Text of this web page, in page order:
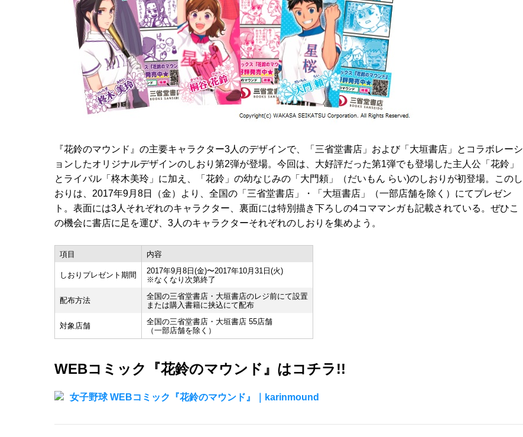
『花鈴のマウンド』の主要キャラクター3人のデザインで、「三省堂書店」および「大垣書店」とコラボレーシ
ョンしたオリジナルデザインのしおり第2弾が登場。今回は、大好評だった第1弾でも登場した主人公「花鈴」
とライバル「柊木美玲」に加え、「花鈴」の幼なじみの「大門頼」（だいもん らい)のしおりが初登場。このし
おりは、2017年9月8日（金）より、全国の「三省堂書店」・「大垣書店」（一部店舗を除く）にてプレゼン
ト。表面には3人それぞれのキャラクター、裏面には特別描き下ろしの4コママンガも記載されている。ぜひこ
の機会に書店に足を運び、3人のキャラクターそれぞれのしおりを集めよう。
項目 内容
しおりプレゼント期間
2017年9月8日(金)〜2017年10月31日(火)
※なくなり次第終了
配布方法
全国の三省堂書店・大垣書店のレジ前にて設置
または購入書籍に挟込にて配布
対象店舗
全国の三省堂書店・大垣書店 55店舗
（一部店舗を除く）
WEBコミック『花鈴のマウンド』はコチラ!!
女子野球 WEBコミック『花鈴のマウンド』｜karinmound